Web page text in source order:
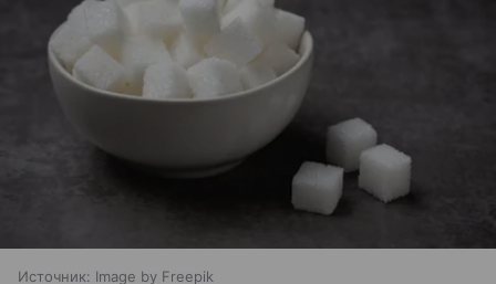
Источник: Image by Freepik